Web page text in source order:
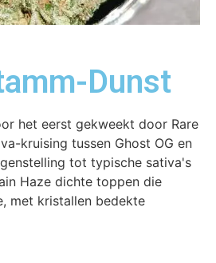
Dunst
het eerst gekweekt door Rare
kruising tussen Ghost OG en
tot typische sativa's
Haze dichte toppen die
met kristallen bedekte